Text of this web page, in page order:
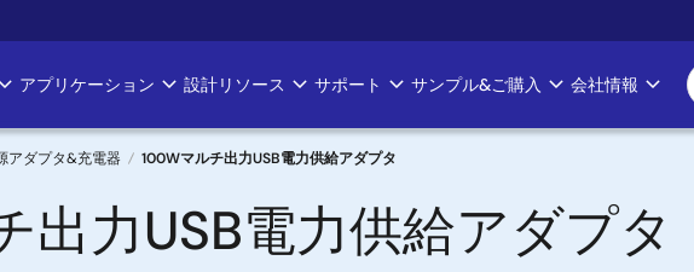
アプリケーション 設計リソース サポート サンプル&ご購入 会社情報
アダプタ&充電器 100Wマルチ出力USB電力供給アダプタ
出力USB電力供給アダプタ